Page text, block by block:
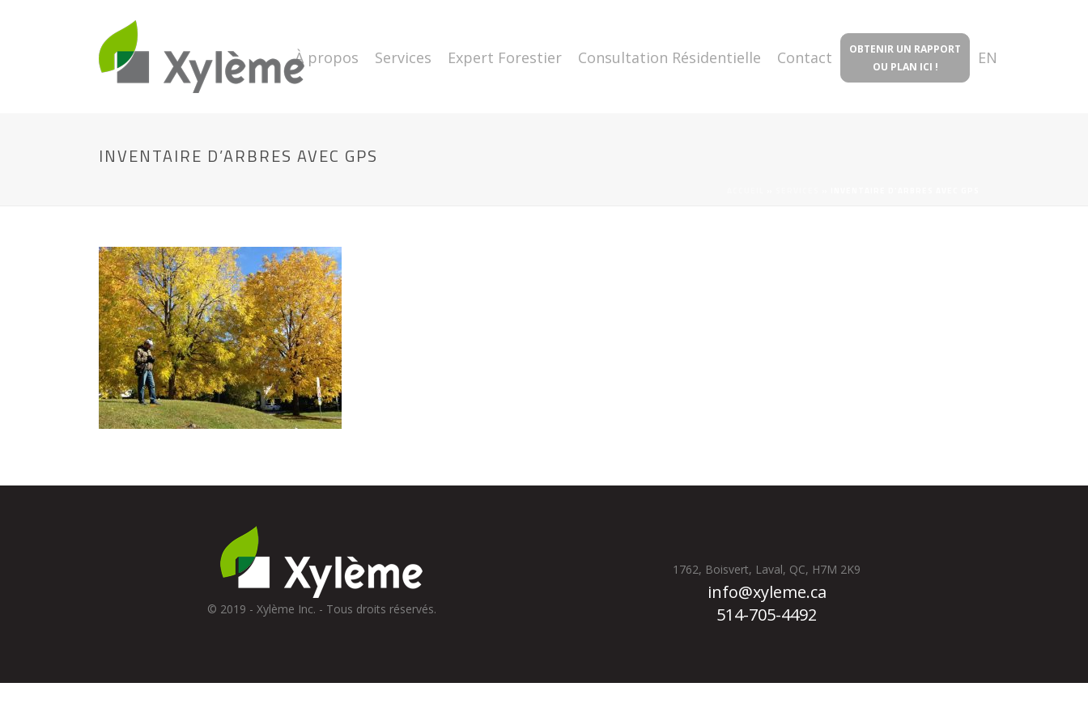
À propos Services Expert Forestier Consultation Résidentielle Contact
OBTENIR UN RAPPORT
OU PLAN ICI !
EN
INVENTAIRE D’ARBRES AVEC GPS
© 2019 - Xylème Inc. - Tous droits réservés.
1762, Boisvert, Laval, QC, H7M 2K9
info@xyleme.ca
514-705-4492